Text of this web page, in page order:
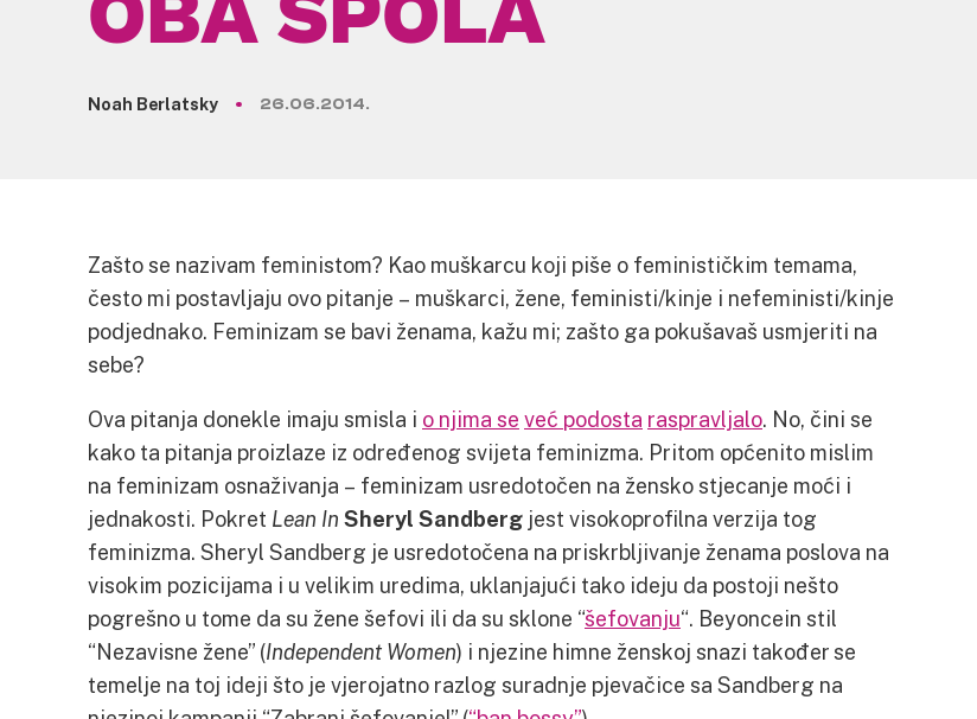
Noah Berlatsky 26.06.2014.
Zašto se nazivam feministom? Kao muškarcu koji piše o feminističkim temama,
često mi postavljaju ovo pitanje – muškarci, žene, feministi/kinje i nefeministi/kinje
podjednako. Feminizam se bavi ženama, kažu mi; zašto ga pokušavaš usmjeriti na
sebe?
Ova pitanja donekle imaju smisla i o njima se već podosta raspravljalo. No, čini se
kako ta pitanja proizlaze iz određenog svijeta feminizma. Pritom općenito mislim
na feminizam osnaživanja – feminizam usredotočen na žensko stjecanje moći i
jednakosti. Pokret Lean In Sheryl Sandberg jest visokoprofilna verzija tog
feminizma. Sheryl Sandberg je usredotočena na priskrbljivanje ženama poslova na
visokim pozicijama i u velikim uredima, uklanjajući tako ideju da postoji nešto
pogrešno u tome da su žene šefovi ili da su sklone “šefovanju“. Beyoncein stil
“Nezavisne žene” (Independent Women) i njezine himne ženskoj snazi također se
temelje na toj ideji što je vjerojatno razlog suradnje pjevačice sa Sandberg na